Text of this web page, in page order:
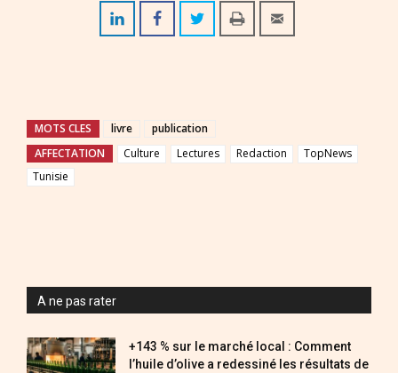
MOTS CLES livre
publication
AFFECTATION
Culture Lectures Redaction
TopNews
Tunisie
A ne pas rater
+143 % sur le marché local : Comment
l’huile d’olive a redessiné les résultats de